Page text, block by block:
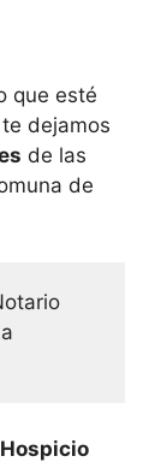
que esté
dejamos
de las
de